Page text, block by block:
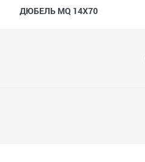
ДЮБЕЛЬ MQ 14X70